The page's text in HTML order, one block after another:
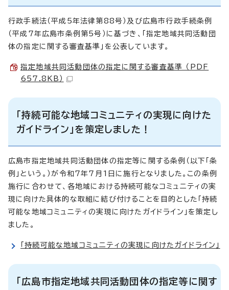
行政手続法（平成5年法律第88号）及び広島市行政手続条例
（平成7年広島市条例第5号）に基づき、「指定地域共同活動団
体の指定に関する審査基準」を公表しています。
指定地域共同活動団体の指定に関する審査基準 （PDF
657.8KB）
「持続可能な地域コミュニティの実現に向けた
ガイドライン」を策定しました！
広島市指定地域共同活動団体の指定等に関する条例（以下「条
例」という。）が令和7年7月1日に施行となりました。この条例
施行に合わせて、各地域における持続可能なコミュニティの実
現に向けた具体的な取組に結び付けることを目的とした「持続
可能な地域コミュニティの実現に向けたガイドライン」を策定し
ました。
「持続可能な地域コミュニティの実現に向けたガイドライン」
「広島市指定地域共同活動団体の指定等に関す